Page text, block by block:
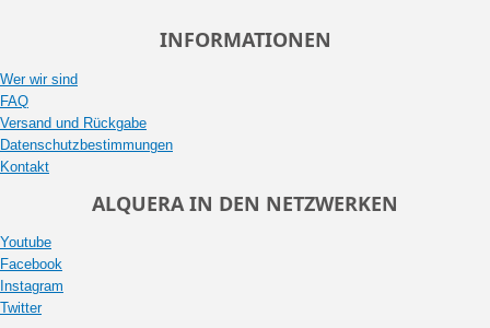
INFORMATIONEN
Wer wir sind
FAQ
Versand und Rückgabe
Datenschutzbestimmungen
Kontakt
ALQUERA IN DEN NETZWERKEN
Youtube
Facebook
Instagram
Twitter